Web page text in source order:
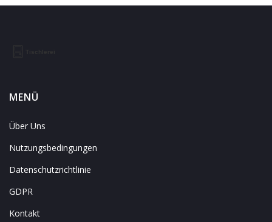
MENÜ
Über Uns
Nutzungsbedingungen
Datenschutzrichtlinie
GDPR
Kontakt